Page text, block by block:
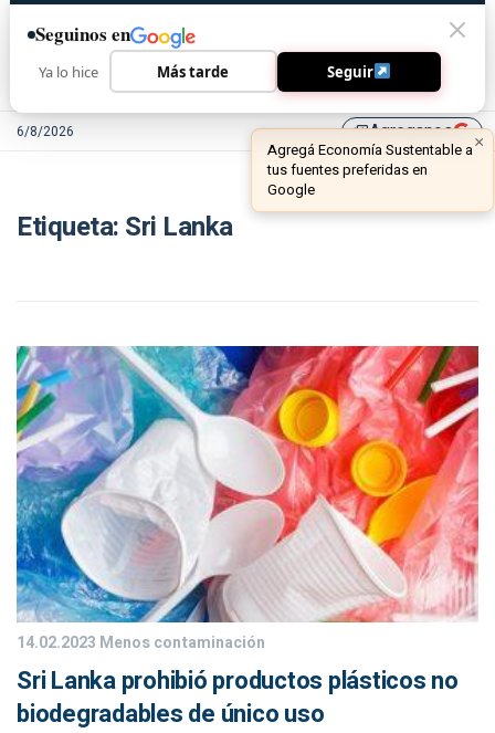
6/8/2026 library_addAgreganos ×
Agregá Economía Sustentable a
tus fuentes preferidas en
Google
Etiqueta: Sri Lanka
14.02.2023 Menos contaminación
Sri Lanka prohibió productos plásticos no
biodegradables de único uso
Seguinos en
Ya lo hice Más tarde Seguir